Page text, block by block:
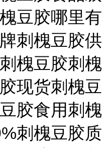
豆胶哪里有
刺槐豆胶供
槐豆胶刺槐
现货刺槐豆
胶食用刺槐
刺槐豆胶质